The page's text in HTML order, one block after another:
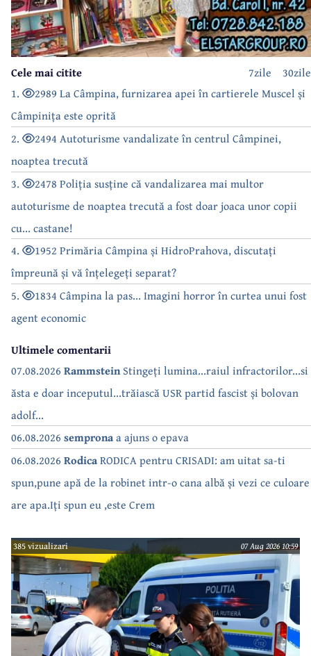
30zile
7zile
Cele mai citite
1.
2989 La Câmpina, furnizarea apei în cartierele Muscel și
Câmpinița este oprită
2.
2494 Autoturisme vandalizate în centrul Câmpinei,
noaptea trecută
3.
2478 Poliția susține că vandalizarea mai multor
autoturisme de noaptea trecută a fost doar joaca unor copii
cu... castane!
4.
1952 Primăria Câmpina și HidroPrahova, discutați
împreună și vă înțelegeți separat?
5.
1834 Câmpina la pas... Imagini horror în curtea unui fost
agent economic
Ultimele comentarii
07.08.2026 RammsteinStingeți lumina...raiul infractorilor...si
ăsta e doar inceputul...trăiască USR partid fascist și bolovan
adolf...
06.08.2026 sempronaa ajuns o epava
06.08.2026 RodicaRODICA pentru CRISADI: am uitat sa-ti
spun,pune apă de la robinet intr-o cana albă și vezi ce culoare
are apa.Iți spun eu ,este Crem
385 vizualizari 07 Aug 2026 10:59